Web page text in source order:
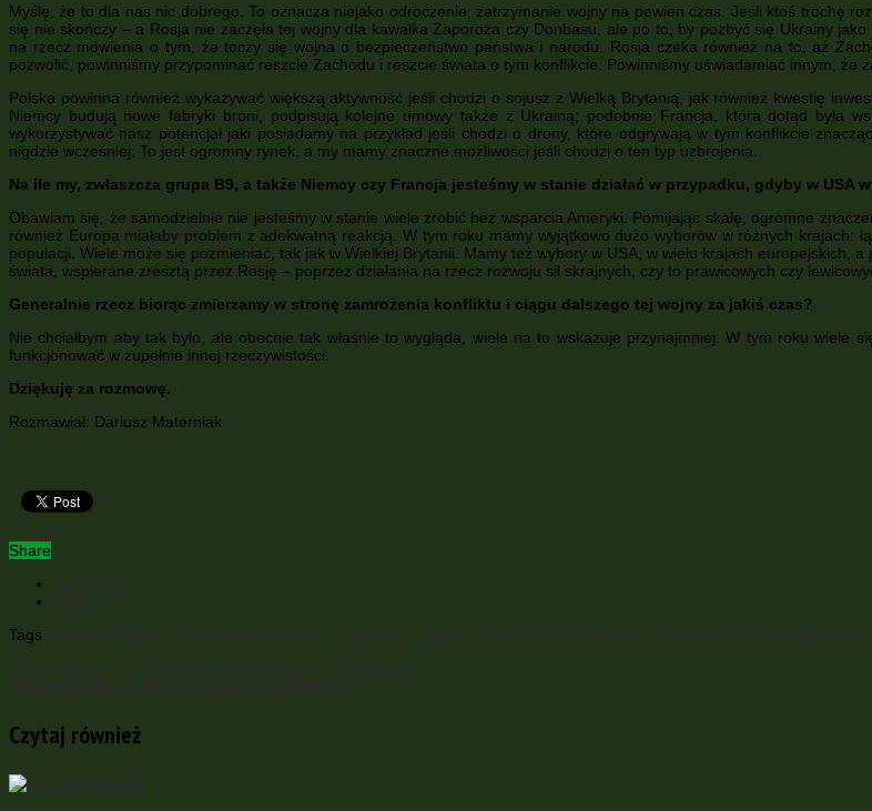
Myślę, że to dla nas nic dobrego. To oznacza niejako odroczenie, zatrzymanie wojny na pewien czas. Jeśli ktoś trochę
się nie skończy – a Rosja nie zaczęła tej wojny dla kawałka Zaporoża czy Donbasu, ale po to, by pozbyć się Ukrainy
na rzecz mówienia o tym, że toczy się wojna o bezpieczeństwo państwa i narodu. Rosja czeka również na to, aż
pozwolić, powinniśmy przypominać reszcie Zachodu i reszcie świata o tym konflikcie. Powinniśmy uświadamiać innym, że
Polska powinna również wykazywać większą aktywność jeśli chodzi o sojusz z Wielką Brytanią, jak również kwestię
Niemcy budują nowe fabryki broni, podpisują kolejne umowy także z Ukrainą; podobnie Francja, która dotąd była
wykorzystywać nasz potencjał jaki posiadamy na przykład jeśli chodzi o drony, które odgrywają w tym konflikcie
nigdzie wcześniej. To jest ogromny rynek, a my mamy znaczne możliwości jeśli chodzi o ten typ uzbrojenia.
Na ile my, zwłaszcza grupa B9, a także Niemcy czy Francja jesteśmy w stanie działać w przypadku, gdyby w
Obawiam się, że samodzielnie nie jesteśmy w stanie wiele zrobić bez wsparcia Ameryki. Pomijając skalę, ogromne
również Europa miałaby problem z adekwatną reakcją. W tym roku mamy wyjątkowo dużo wyborów w różnych krajach:
populacji. Wiele może się pozmieniać, tak jak w Wielkiej Brytanii. Mamy też wybory w USA, w wielu krajach europejskich,
świata, wspierane zresztą przez Rosję – poprzez działania na rzecz rozwoju sił skrajnych, czy to prawicowych czy
Generalnie rzecz biorąc zmierzamy w stronę zamrożenia konfliktu i ciągu dalszego tej wojny za jakiś czas?
Nie chciałbym aby tak było, ale obecnie tak właśnie to wygląda, wiele na to wskazuje przynajmniej. W tym roku
funkcjonować w zupełnie innej rzeczywistości.
Dziękuję za rozmowę.
Rozmawiał: Dariusz Materniak
Share
Tags
Czytaj również